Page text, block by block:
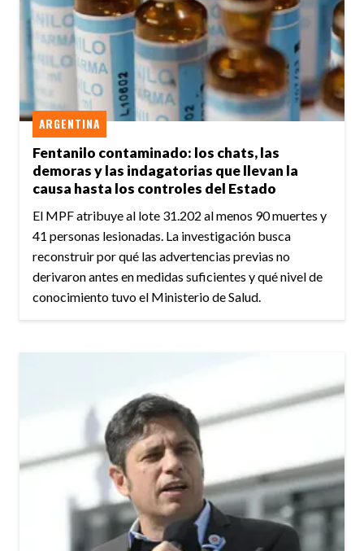
Fentanilo contaminado: los chats, las
demoras y las indagatorias que llevan la
causa hasta los controles del Estado
ARGENTINA
El MPF atribuye al lote 31.202 al menos 90 muertes y
41 personas lesionadas. La investigación busca
reconstruir por qué las advertencias previas no
derivaron antes en medidas suficientes y qué nivel de
conocimiento tuvo el Ministerio de Salud.